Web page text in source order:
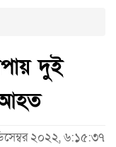
দুই
২০২২, ৬:১৫:৩৭